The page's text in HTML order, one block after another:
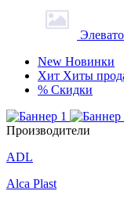
New Новинки
Хит Хиты
% Скидки
Производители
ADL
Alca Plast